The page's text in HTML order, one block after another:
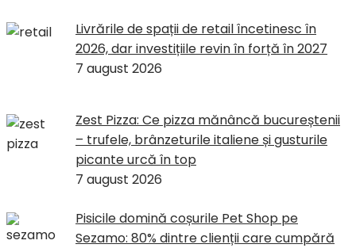
Livrările de spații de retail încetinesc în
2026, dar investițiile revin în forță în 2027
7 august 2026
Zest Pizza: Ce pizza mănâncă bucureștenii
– trufele, brânzeturile italiene și gusturile
picante urcă în top
7 august 2026
Pisicile domină coșurile Pet Shop pe
Sezamo: 80% dintre clienții care cumpără